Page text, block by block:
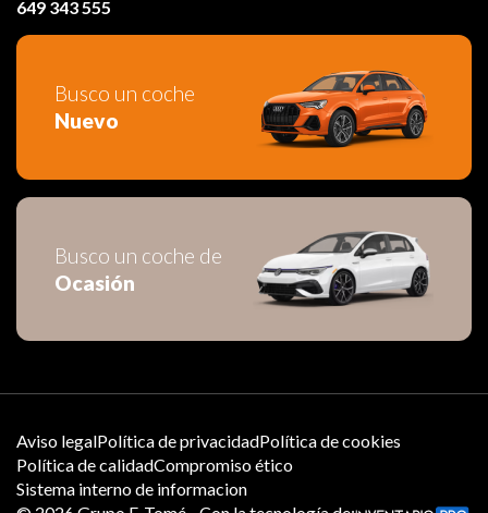
649 343 555
Busco un coche
Nuevo
Busco un coche de
Ocasión
Aviso legalPolítica de privacidadPolítica de cookies
Política de calidadCompromiso ético
Sistema interno de informacion